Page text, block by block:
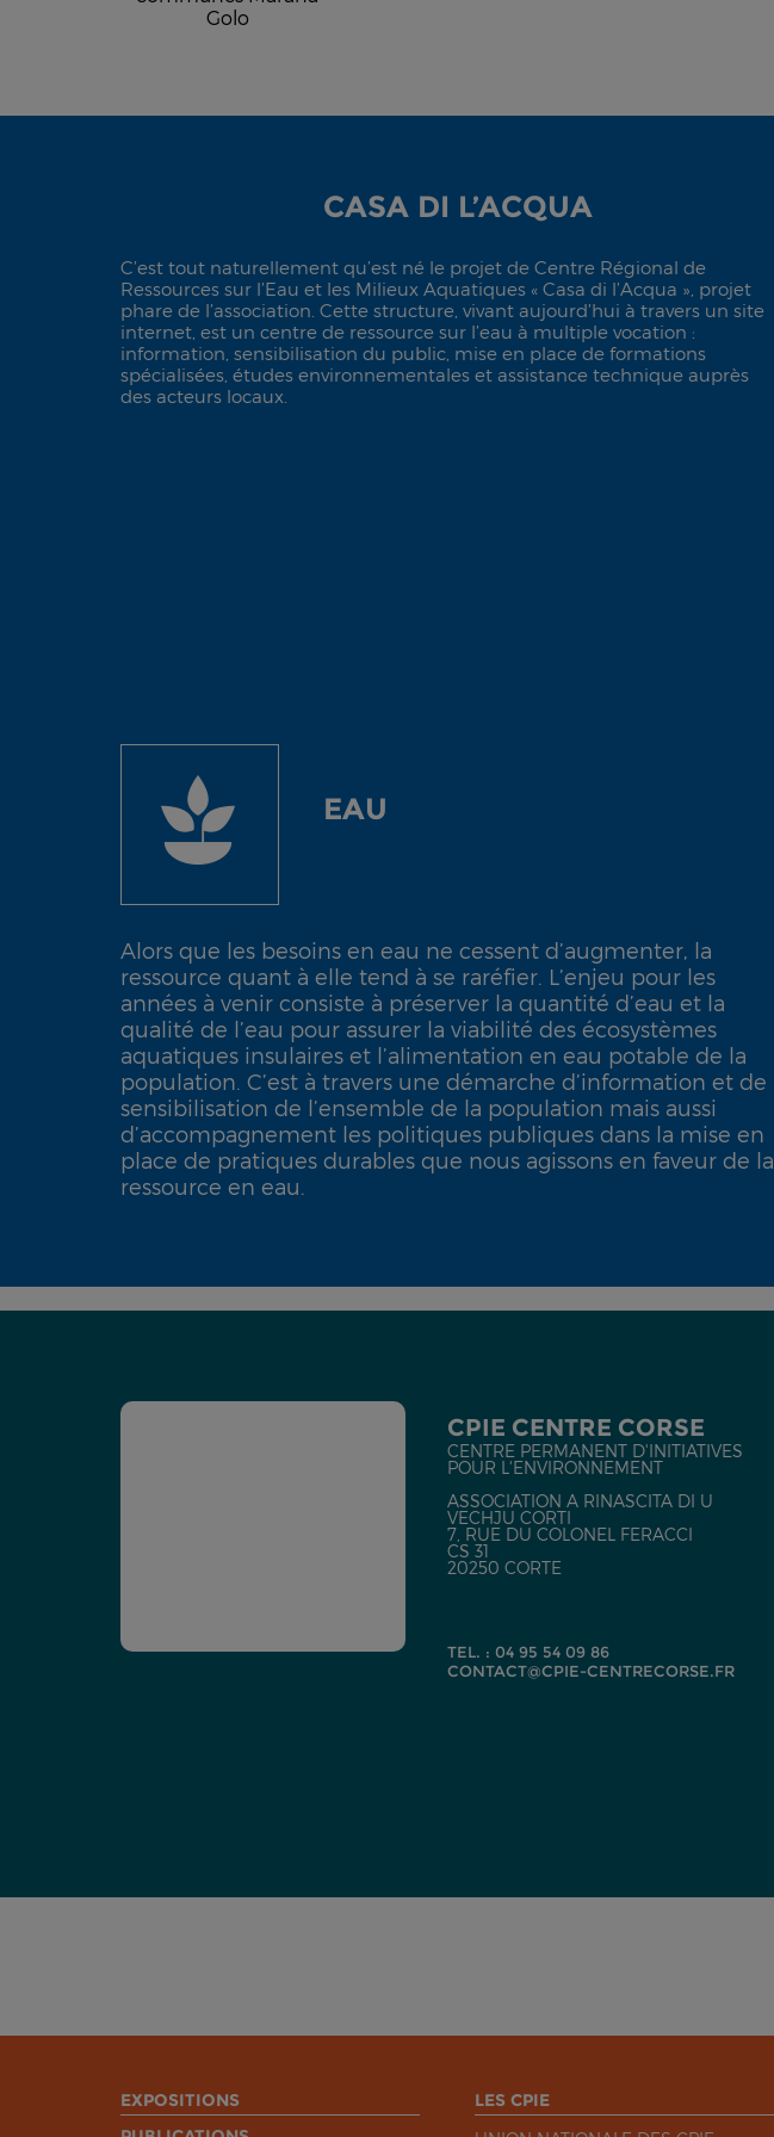
Golo
CASA DI L’ACQUA
C’est tout naturellement qu’est né le projet de Centre Régional de
Ressources sur l’Eau et les Milieux Aquatiques « Casa di l’Acqua », projet
phare de l’association. Cette structure, vivant aujourd’hui à travers un site
internet, est un centre de ressource sur l’eau à multiple vocation :
information, sensibilisation du public, mise en place de formations
spécialisées, études environnementales et assistance technique auprès
des acteurs locaux.
EAU
Alors que les besoins en eau ne cessent d’augmenter, la
ressource quant à elle tend à se raréfier. L’enjeu pour les
années à venir consiste à préserver la quantité d’eau et la
qualité de l’eau pour assurer la viabilité des écosystèmes
aquatiques insulaires et l’alimentation en eau potable de la
population. C’est à travers une démarche d’information et de
sensibilisation de l’ensemble de la population mais aussi
d’accompagnement les politiques publiques dans la mise en
place de pratiques durables que nous agissons en faveur de la
ressource en eau.
CPIE CENTRE CORSE
CENTRE PERMANENT D'INITIATIVES
POUR L'ENVIRONNEMENT
ASSOCIATION A RINASCITA DI U
VECHJU CORTI
7, RUE DU COLONEL FERACCI
CS 31
20250 CORTE
TEL. : 04 95 54 09 86
CONTACT@CPIE-CENTRECORSE.FR
EXPOSITIONS
LES CPIE